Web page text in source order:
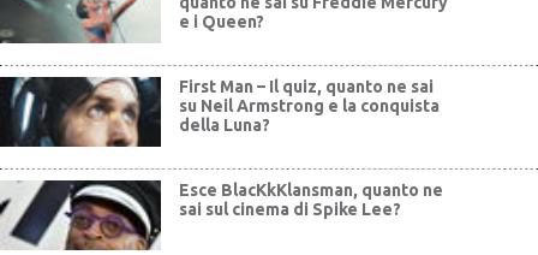
e i Queen?
First Man – Il quiz, quanto ne sai
su Neil Armstrong e la conquista
della Luna?
Esce BlacKkKlansman, quanto ne
sai sul cinema di Spike Lee?